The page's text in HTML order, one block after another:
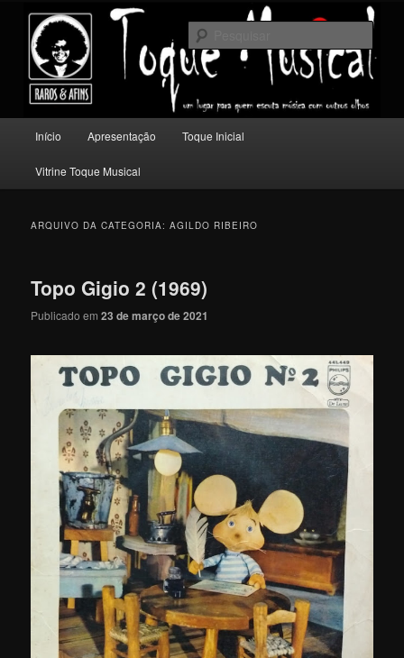
conteúdo
principal
conteúdo
secundário
Toque Musical
Um lugar para quem escuta música com outros olhos.
principal
Início Apresentação Toque Inicial
Vitrine Toque Musical
ARQUIVO DA CATEGORIA:AGILDO RIBEIRO
Topo Gigio 2 (1969)
Publicado em23 de março de 2021